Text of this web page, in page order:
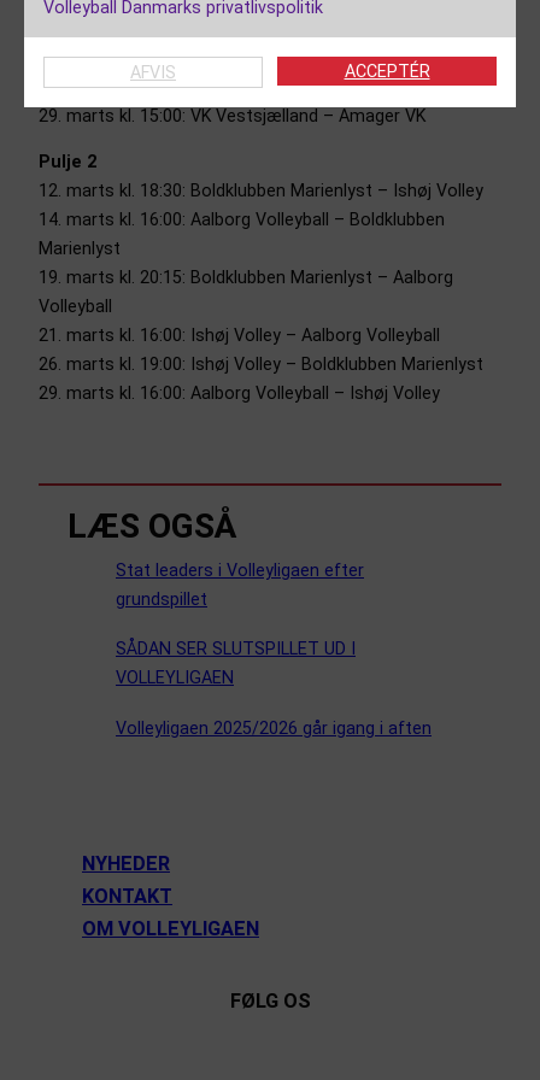
26. marts kl. 18:30: Amager VK – VK Vestsjælland
27. marts kl. 19:00: Middelfart VK – VK Vestsjælland
29. marts kl. 15:00: VK Vestsjælland – Amager VK
Pulje 2
12. marts kl. 18:30: Boldklubben Marienlyst – Ishøj Volley
14. marts kl. 16:00: Aalborg Volleyball – Boldklubben
Marienlyst
19. marts kl. 20:15: Boldklubben Marienlyst – Aalborg
Volleyball
21. marts kl. 16:00: Ishøj Volley – Aalborg Volleyball
26. marts kl. 19:00: Ishøj Volley – Boldklubben Marienlyst
29. marts kl. 16:00: Aalborg Volleyball – Ishøj Volley
LÆS OGSÅ
Stat leaders i Volleyligaen efter
grundspillet
SÅDAN SER SLUTSPILLET UD I
VOLLEYLIGAEN
Volleyligaen 2025/2026 går igang i aften
NYHEDER
KONTAKT
OM VOLLEYLIGAEN
FØLG OS
Volleyball Danmarks privatlivspolitik
AFVIS ACCEPTÉR